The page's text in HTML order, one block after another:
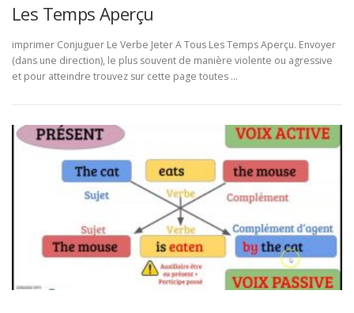
Les Temps Aperçu
imprimer Conjuguer Le Verbe Jeter A Tous Les Temps Aperçu. Envoyer
(dans une direction), le plus souvent de manière violente ou agressive
et pour atteindre trouvez sur cette page toutes …